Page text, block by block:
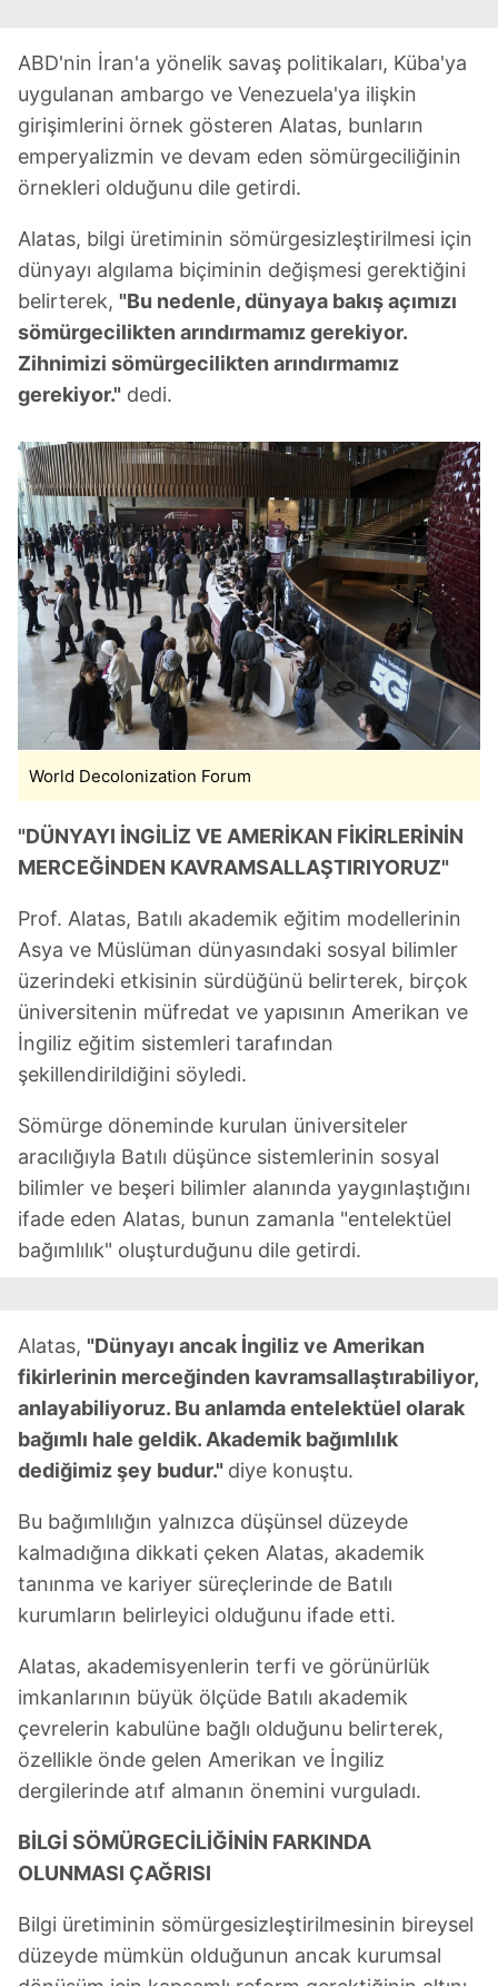
ABD'nin İran'a yönelik savaş politikaları, Küba'ya
uygulanan ambargo ve Venezuela'ya ilişkin
girişimlerini örnek gösteren Alatas, bunların
emperyalizmin ve devam eden sömürgeciliğinin
örnekleri olduğunu dile getirdi.
Alatas, bilgi üretiminin sömürgesizleştirilmesi için
dünyayı algılama biçiminin değişmesi gerektiğini
belirterek, "Bu nedenle, dünyaya bakış açımızı
sömürgecilikten arındırmamız gerekiyor.
Zihnimizi sömürgecilikten arındırmamız
gerekiyor." dedi.
World Decolonization Forum
"DÜNYAYI İNGİLİZ VE AMERİKAN FİKİRLERİNİN
MERCEĞİNDEN KAVRAMSALLAŞTIRIYORUZ"
Prof. Alatas, Batılı akademik eğitim modellerinin
Asya ve Müslüman dünyasındaki sosyal bilimler
üzerindeki etkisinin sürdüğünü belirterek, birçok
üniversitenin müfredat ve yapısının Amerikan ve
İngiliz eğitim sistemleri tarafından
şekillendirildiğini söyledi.
Sömürge döneminde kurulan üniversiteler
aracılığıyla Batılı düşünce sistemlerinin sosyal
bilimler ve beşeri bilimler alanında yaygınlaştığını
ifade eden Alatas, bunun zamanla "entelektüel
bağımlılık" oluşturduğunu dile getirdi.
Alatas, "Dünyayı ancak İngiliz ve Amerikan
fikirlerinin merceğinden kavramsallaştırabiliyor,
anlayabiliyoruz. Bu anlamda entelektüel olarak
bağımlı hale geldik. Akademik bağımlılık
dediğimiz şey budur." diye konuştu.
Bu bağımlılığın yalnızca düşünsel düzeyde
kalmadığına dikkati çeken Alatas, akademik
tanınma ve kariyer süreçlerinde de Batılı
kurumların belirleyici olduğunu ifade etti.
Alatas, akademisyenlerin terfi ve görünürlük
imkanlarının büyük ölçüde Batılı akademik
çevrelerin kabulüne bağlı olduğunu belirterek,
özellikle önde gelen Amerikan ve İngiliz
dergilerinde atıf almanın önemini vurguladı.
BİLGİ SÖMÜRGECİLİĞİNİN FARKINDA
OLUNMASI ÇAĞRISI
Bilgi üretiminin sömürgesizleştirilmesinin bireysel
düzeyde mümkün olduğunun ancak kurumsal